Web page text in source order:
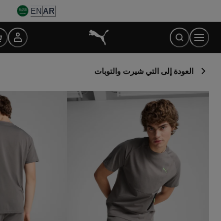
Content
AR
EN
العودة إلى التي شيرت والتوبات